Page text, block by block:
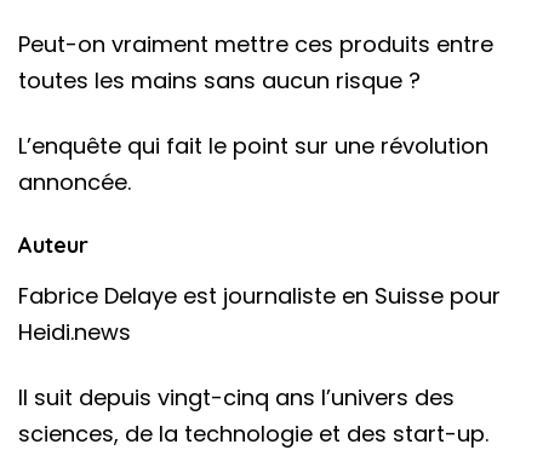
Peut-on vraiment mettre ces produits entre
toutes les mains sans aucun risque ?
L’enquête qui fait le point sur une révolution
annoncée.
Auteur
Fabrice Delaye est journaliste en Suisse pour
Heidi.news
Il suit depuis vingt-cinq ans l’univers des
sciences, de la technologie et des start-up.